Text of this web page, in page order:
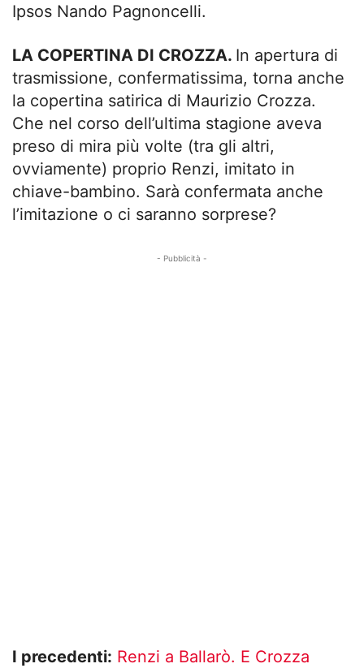
Ipsos Nando Pagnoncelli.
LA COPERTINA DI CROZZA. In apertura di
trasmissione, confermatissima, torna anche
la copertina satirica di Maurizio Crozza.
Che nel corso dell’ultima stagione aveva
preso di mira più volte (tra gli altri,
ovviamente) proprio Renzi, imitato in
chiave-bambino. Sarà confermata anche
l’imitazione o ci saranno sorprese?
- Pubblicità -
I precedenti: Renzi a Ballarò. E Crozza